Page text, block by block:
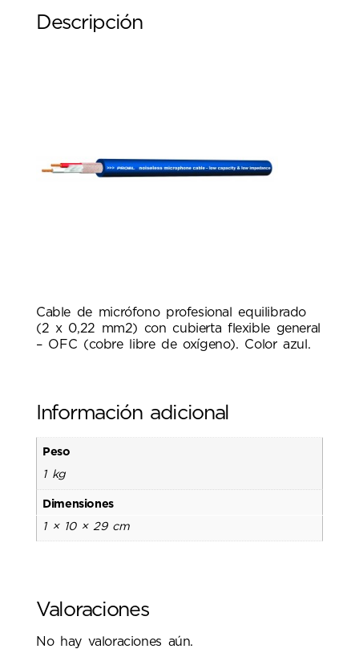
Descripción
Cable de micrófono profesional equilibrado
(2 x 0,22 mm2) con cubierta flexible general
– OFC (cobre libre de oxígeno). Color azul.
Información adicional
Peso
1 kg
Dimensiones
1 × 10 × 29 cm
Valoraciones
No hay valoraciones aún.